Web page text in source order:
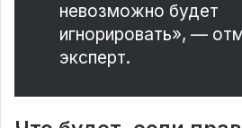
невозможно будет
игнорировать», —
эксперт.